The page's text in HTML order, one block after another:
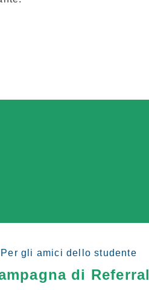
Per gli amici dello studente
di Referral